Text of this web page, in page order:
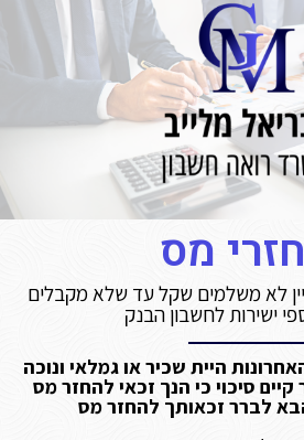
מס
לא משלמים שקל עד שלא מקבלים
ישירות לחשבון הבנק
6 השנים האחרונות היית שכיר או גמלאי ונוכה
סיכוי כי הנך זכאי להחזר מס
לברר זכאותך להחזר מס